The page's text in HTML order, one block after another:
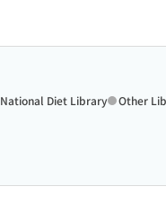
National Diet Library Other